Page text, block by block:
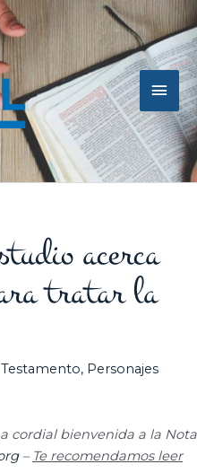
acerca
tratar la
, Personajes
cordial bienvenida a la Nota
– Te recomendamos leer